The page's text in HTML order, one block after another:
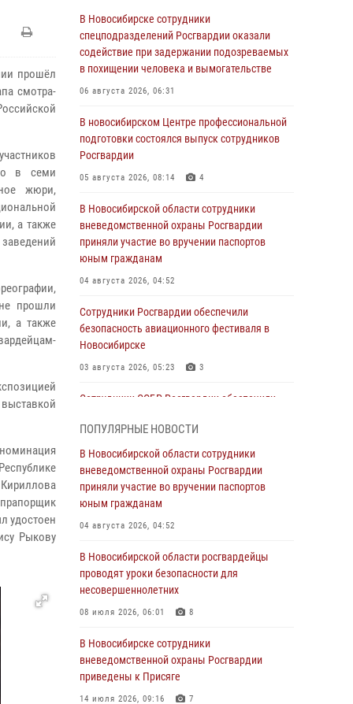
прошёл
смотра-
в семи
жюри,
а также
прошли
а также
удостоен
Рыкову
В Новосибирске сотрудники
спецподразделений Росгвардии оказали
содействие при задержании подозреваемых
в похищении человека и вымогательстве
06 августа 2026, 06:31
В новосибирском Центре профессиональной
подготовки состоялся выпуск сотрудников
Росгвардии
05 августа 2026, 08:14 4
В Новосибирской области сотрудники
вневедомственной охраны Росгвардии
приняли участие во вручении паспортов
юным гражданам
04 августа 2026, 04:52
Сотрудники Росгвардии обеспечили
безопасность авиационного фестиваля в
Новосибирске
03 августа 2026, 05:23 3
Сотрудники СОБР Росгвардии обеспечили
обысков в рамках расследования серии
мошенничеств
31 июля 2026, 07:52
В Новосибирском военном институте
30 июля 2026, 08:11 8
При силовой поддержке бойцов ОМОН и
СОБР Росгвардии пресечена деятельность
сфере страхования
29 июля 2026, 05:19
В Новосибирске сотрудниками
ПОПУЛЯРНЫЕ НОВОСТИ
В Новосибирской области сотрудники
вневедомственной охраны Росгвардии
приняли участие во вручении паспортов
юным гражданам
04 августа 2026, 04:52
В Новосибирской области росгвардейцы
проводят уроки безопасности для
несовершеннолетних
08 июля 2026, 06:01 8
В Новосибирске сотрудники
вневедомственной охраны Росгвардии
приведены к Присяге
14 июля 2026, 09:16 7